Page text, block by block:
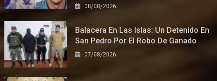
08/08/2026
Balacera En Las Islas: Un Detenido En
San Pedro Por El Robo De Ganado
07/08/2026